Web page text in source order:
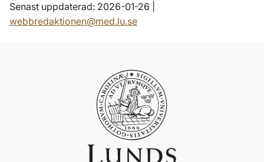
Senast uppdaterad: 2026-01-26 |
webbredaktionen@med.lu.se